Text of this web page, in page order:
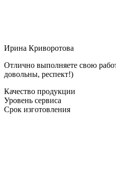
Ирина Криворотова
Отлично выполняете свою
довольны, респект!)
Качество продукции
Уровень сервиса
Срок изготовления